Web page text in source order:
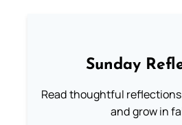
Sunday
Read thoughtful
and grow in